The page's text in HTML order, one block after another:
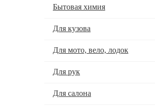
Бытовая химия
Для кузова
Для мото, вело, лодок
Для рук
Для салона